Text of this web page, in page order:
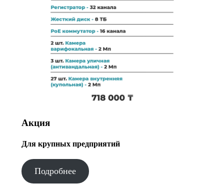
Акция
Для крупных предприятий
Подробнее